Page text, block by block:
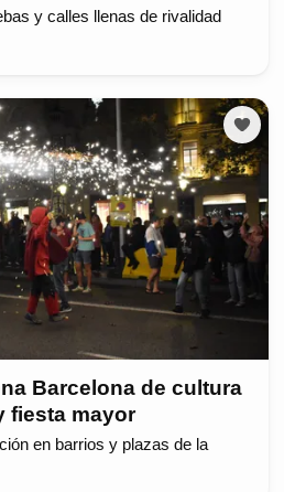
y calles llenas de rivalidad
Barcelona de cultura
fiesta mayor
en barrios y plazas de la